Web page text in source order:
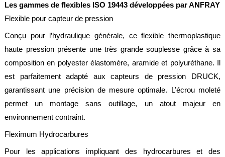
Les gammes de flexibles ISO 19443 développées par ANFRAY
Flexible pour capteur de pression
Conçu pour l’hydraulique générale, ce flexible thermoplastique
haute pression présente une très grande souplesse grâce à sa
composition en polyester élastomère, aramide et polyuréthane. Il
est parfaitement adapté aux capteurs de pression DRUCK,
garantissant une précision de mesure optimale. L’écrou moleté
permet un montage sans outillage, un atout majeur en
environnement contraint.
Fleximum Hydrocarbures
Pour les applications impliquant des hydrocarbures et des